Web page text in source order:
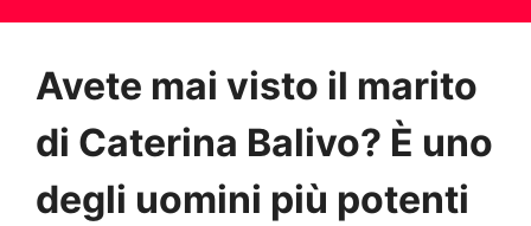
Avete mai visto il marito
di Caterina Balivo? È uno
degli uomini più potenti